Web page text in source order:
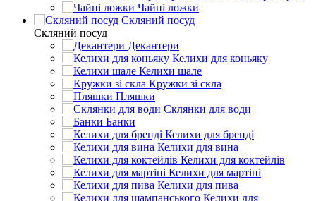
Чайні ложки
Скляний посуд
Скляний посуд
Декантери
Келихи для коньяку
Келихи шале
Кружки зі скла
Пляшки
Склянки для води
Банки
Келихи для бренді
Келихи для вина
Келихи для коктейлів
Келихи для мартіні
Келихи для пива
Келихи для